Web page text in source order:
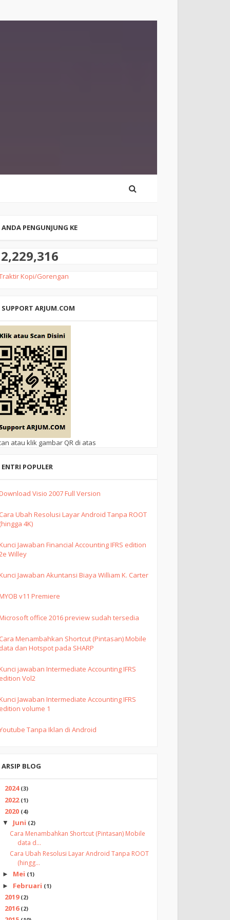
ANDA PENGUNJUNG KE
2,229,316
Kopi/Gorengan
SUPPORT ARJUM.COM
atau klik gambar QR di atas
ENTRI POPULER
Visio 2007 Full Version
Cara Ubah Resolusi Layar Android Tanpa ROOT
(hingga 4K)
Jawaban Financial Accounting IFRS edition
Willey
Jawaban Akuntansi Biaya William K. Carter
v11 Premiere
office 2016 preview sudah tersedia
Cara Menambahkan Shortcut (Pintasan) Mobile
data dan Hotspot pada SHARP
jawaban Intermediate Accounting IFRS
edition Vol2
Jawaban Intermediate Accounting IFRS
edition volume 1
Tanpa Iklan di Android
ARSIP BLOG
2024 (3)
2022 (1)
2020 (4)
▼ Juni (2)
Cara Menambahkan Shortcut (Pintasan) Mobile
data d...
Cara Ubah Resolusi Layar Android Tanpa ROOT
(hingg...
► Mei (1)
► Februari (1)
2019 (2)
2016 (2)